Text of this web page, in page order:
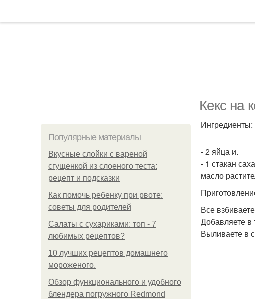
Кекс на
Популярные материалы
Вкусные слойки с вареной
сгущенкой из слоеного теста:
рецепт и подсказки
Как помочь ребенку при рвоте:
советы для родителей
Салаты с сухариками: топ - 7
любимых рецептов?
10 лучших рецептов домашнего
мороженого.
Обзор функционального и удобного
блендера погружного Redmond
Ингредиенты:
- 2 яйца и.
- 1 стакан
масло
Все
Добавляете в
Выливаете в